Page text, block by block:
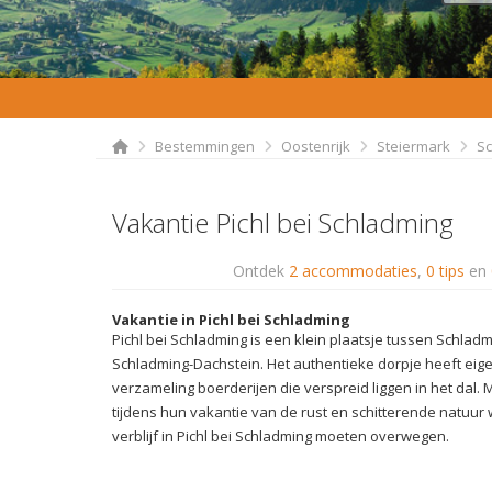
Bestemmingen Oostenrijk Steiermark
Vakantie Pichl bei Schladming
Ontdek 2 accommodaties, 0 tips en
Vakantie in Pichl bei Schladming
Pichl bei Schladming is een klein plaatsje tussen
Schladming-Dachstein. Het authentieke dorpje heeft
verzameling boerderijen die verspreid liggen in het dal.
tijdens hun vakantie van de rust en schitterende natuur
verblijf in Pichl bei Schladming moeten overwegen.